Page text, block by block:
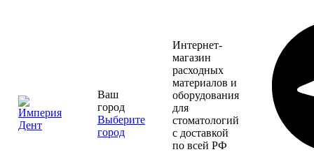
Ваш
город
Выберите
город
Интернет-
магазин
расходных
материалов и
оборудования
для
стоматологий
с доставкой
по всей РФ